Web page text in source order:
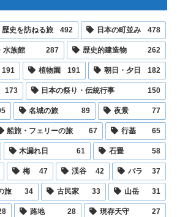
歴史を訪ねる旅 492 日本の町並み 478
水族館 287 歴史的建造物 262
191 植物園 191 朝日・夕日 182
173 日本の祭り・伝統行事 150
名城の旅 89 夜景 77
船旅・フェリーの旅 67 行基 65
木漏れ日 61 石畳 58
梅 47 渓谷 42 バラ 37
旅 34 古民家 33 山岳 31
路地 28 現存天守 27